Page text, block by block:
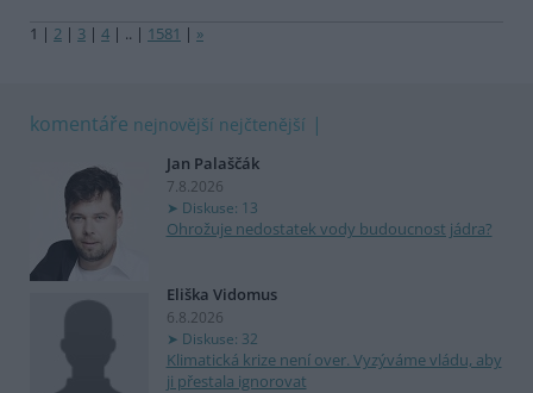
1 | 2 | 3 | 4 | .. | 1581 | »
komentáře nejnovější nejčtenější
Jan Palaščák
7.8.2026
Diskuse: 13
Ohrožuje nedostatek vody budoucnost jádra?
Eliška Vidomus
6.8.2026
Diskuse: 32
Klimatická krize není over. Vyzýváme vládu, aby
ji přestala ignorovat